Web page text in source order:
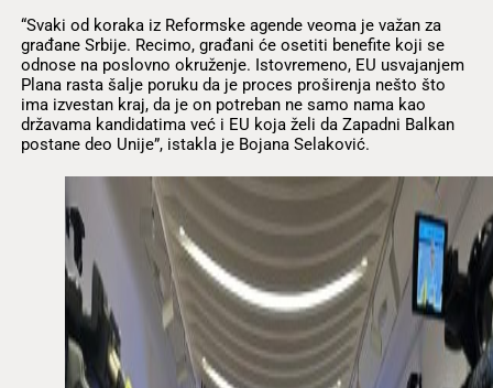
“Svaki od koraka iz Reformske agende veoma je važan za
građane Srbije. Recimo, građani će osetiti benefite koji se
odnose na poslovno okruženje. Istovremeno, EU usvajanjem
Plana rasta šalje poruku da je proces proširenja nešto što
ima izvestan kraj, da je on potreban ne samo nama kao
državama kandidatima već i EU koja želi da Zapadni Balkan
postane deo Unije”, istakla je Bojana Selaković.